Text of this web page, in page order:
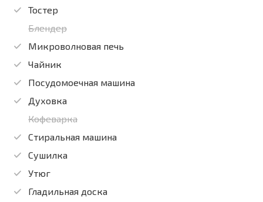
Тостер
Блендер
Микроволновая печь
Чайник
Посудомоечная машина
Духовка
Кофеварка
Стиральная машина
Сушилка
Утюг
Гладильная доска